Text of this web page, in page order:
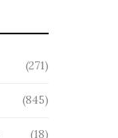
(271)
(845)
(18)